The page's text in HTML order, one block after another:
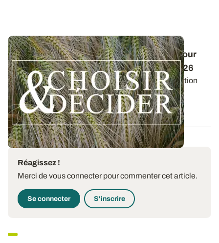
Conduite des orges d'hiver : des guides pour
réussir ses interventions au printemps 2026
Retrouvez les préconisations en matière de fertilisation
azotée et de protection des orges...
12 DÉC. 2025
Réagissez !
Merci de vous connecter pour commenter cet article.
Se connecter S'inscrire